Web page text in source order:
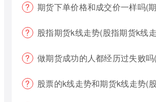
期货下单价格和成交价一样吗(期货下
股指期货k线走势(股指期货k线
做期货成功的人都经历过失败吗(做期货成功的人都
股票的k线走势和期货k线走势(股票的k线走势和期